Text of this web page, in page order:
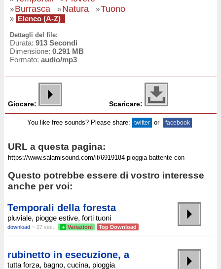
»Burrasca »Natura »Tuono
» Elenco (A-Z)
Dettagli del file:
Durata: 913 Secondi
Dimensione: 0.291 MB
Formato: audio/mp3
Giocare: Scaricare:
You like free sounds? Please share: twitter or facebook
URL a questa pagina:
Questo potrebbe essere di vostro interesse
anche per voi:
Temporali della foresta
pluviale, piogge estive, forti tuoni
download ~ 27 sec. + Variazioni Top Download
rubinetto in esecuzione, a
tutta forza, bagno, cucina, pioggia